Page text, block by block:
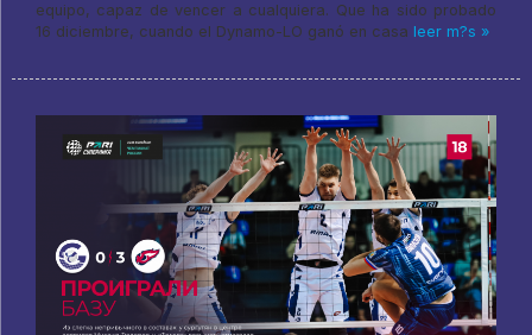
equipo, capaz de vencer a cualquiera. Que ha sido probado
16 diciembre, cuando el Dynamo-LO ganó en casa leer m?s »